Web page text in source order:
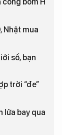
Nhật mua
số, bạn
trời “đe”
lửa bay qua